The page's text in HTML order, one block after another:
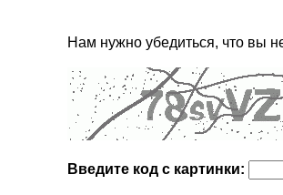
Нам нужно убедиться, что вы
Введите код с картинки: